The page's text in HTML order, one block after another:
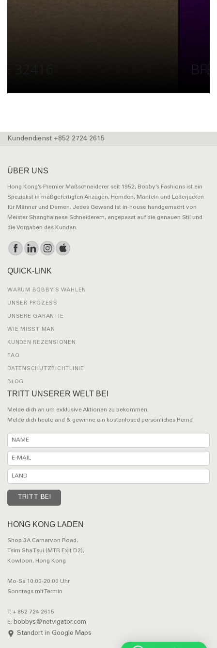
BFE 32423
Kundendienst +852 2724 2615
ÜBER UNS
Hong Kong’s Premier Maßschneiderer seit 1952, Bobby’s Fashions ist ein
Spezialist in maßgefertigten Anzügen, Hemden, Manteln und Lederjacken
für Männer und Damen. Jedes Gewand ist in-house handgemacht von
Meister Shanghainese Schneiderern, angepasst auf die genauen Stil und
die Vorgaben des Kunden.
QUICK-LINK
WARUM BOBBY’S WÄHLEN
UNSER PROZESS
UNSERE GARANTIE
WIE MISST MAN
KUNDEN REZENSIONEN
FAQ
DATENSCHUTZRICHTLINIE
BLOG
TRITT UNSERER WELT BEI
Melde dich an um exklusive Aktionen zu bekommen.
Melde dich heute and & gewinne ein kostenlosed persönliches Hemd
HONG KONG LADEN
Shop 3A Carnarvon Road,
Tsim Sha Tsui (MTR Exit D2),
Kowloon, Hong Kong
Mo-Sa 10:00-20:00 Uhr
Sonntags mit Termin
T: + 852 724 2615
E: bobbys@netvigator.com
Standort in Google Maps